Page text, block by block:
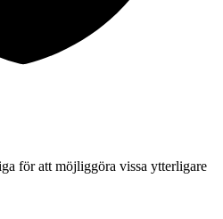
för att möjliggöra vissa ytterligare